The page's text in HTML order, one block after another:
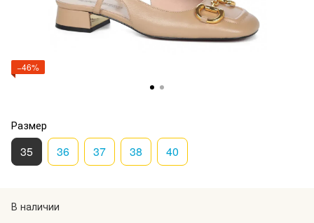
−46%
Размер
35 36 37 38 40
В наличии